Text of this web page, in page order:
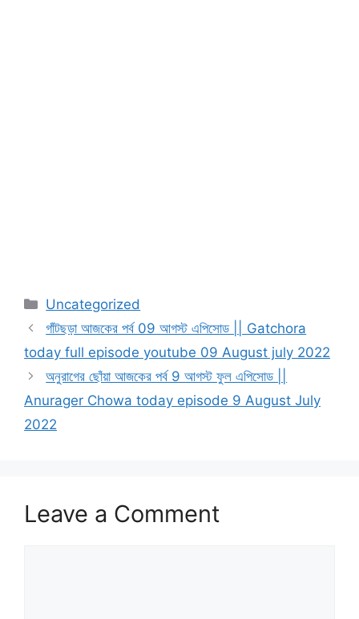
Categories
Uncategorized
গাঁটছড়া আজকের পর্ব 09 আগস্ট এপিসোড || Gatchora
today full episode youtube 09 August july 2022
অনুরাগের ছোঁয়া আজকের পর্ব 9 আগস্ট ফুল এপিসোড ||
Anurager Chowa today episode 9 August July
2022
Leave a Comment